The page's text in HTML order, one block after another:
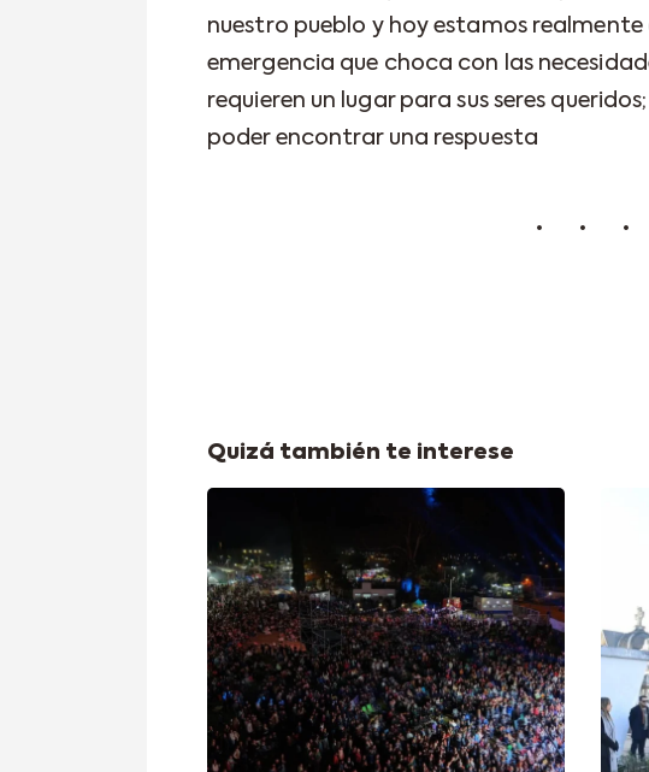
nuestro pueblo y hoy estamos
emergencia que choca con las
requieren un lugar para sus seres
poder encontrar una respuesta
Quizá también te interese